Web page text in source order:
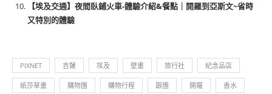
【埃及交通】夜間臥鋪火車-體驗介紹&餐點｜開羅到亞斯文~省時
又特別的體驗
PIXNET 吉薩 埃及 壁畫 旅行社 紀念品店
紙莎草畫 購物團 購物行程 跟團 開羅 香水